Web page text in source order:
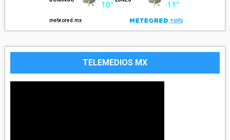
TELEMEDIOS MX